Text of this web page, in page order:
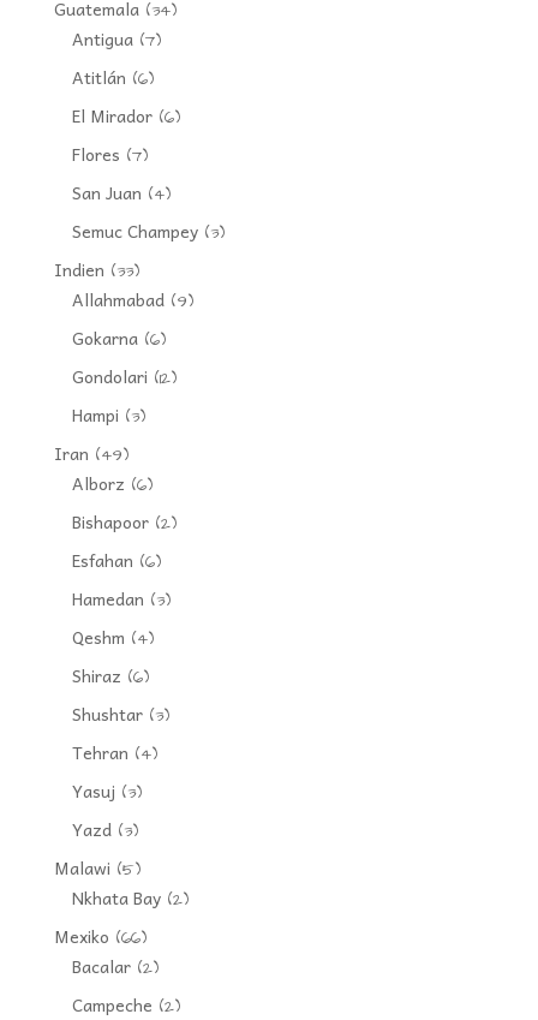
Guatemala(34)
Antigua(7)
Atitlán (6)
El Mirador(6)
Flores (7)
San Juan (4)
Semuc Champey(3)
Indien (33)
Allahmabad(9)
Gokarna(6)
Gondolari (12)
Hampi (3)
Iran (49)
Alborz (6)
Bishapoor(2)
Esfahan (6)
Hamedan (3)
Qeshm (4)
Shiraz (6)
Shushtar(3)
Tehran (4)
Yasuj (3)
Yazd(3)
Malawi (5)
Nkhata Bay(2)
Mexiko (66)
Bacalar(2)
Campeche (2)